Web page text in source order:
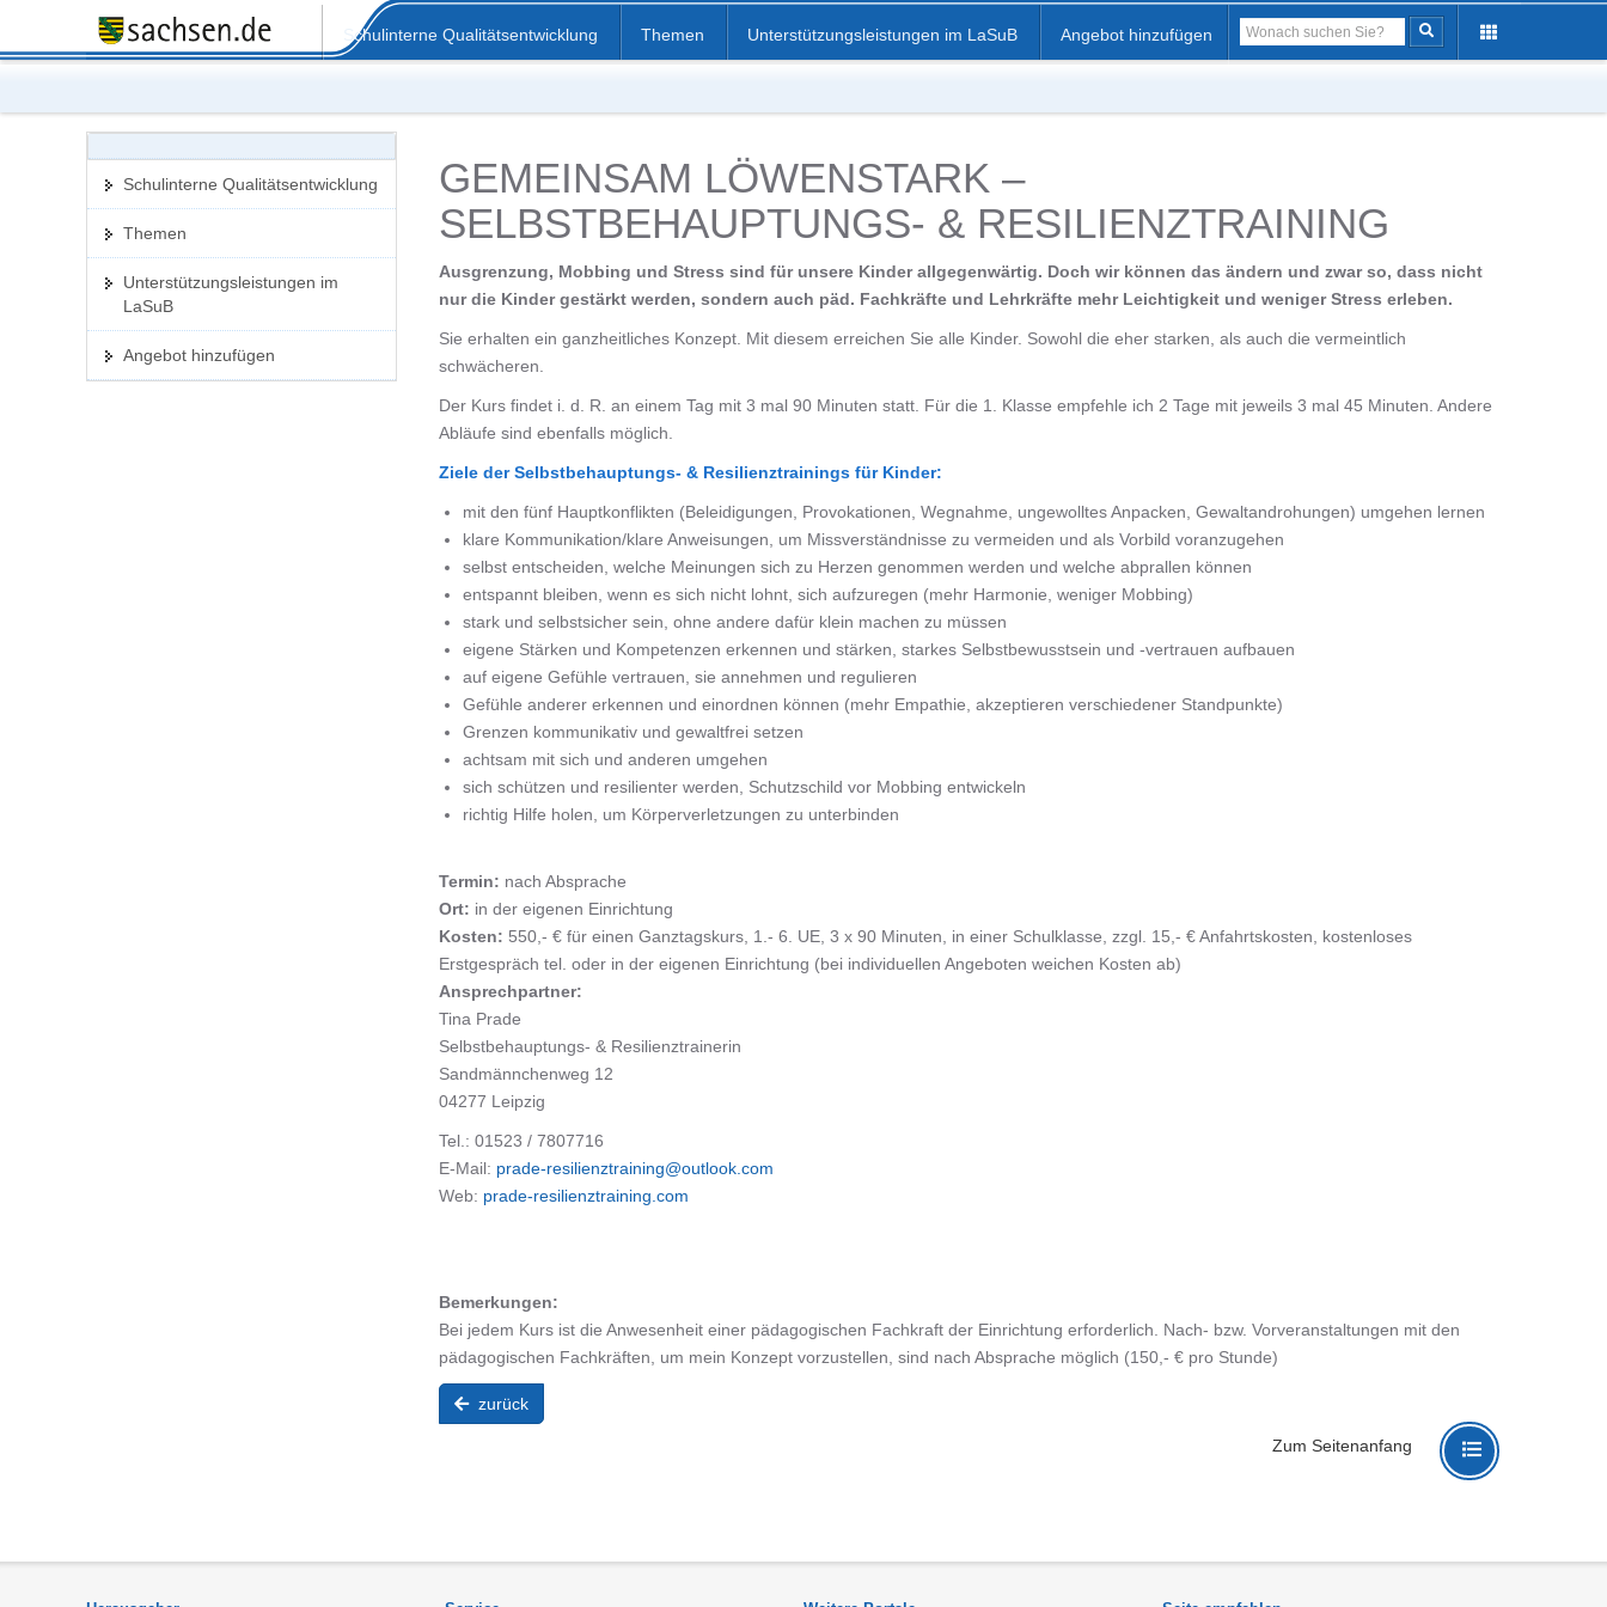
Portalübergreifende
Schulinterne Qualitätsentwicklung Themen Unterstützungsleistungen im LaSuB Angebot hinzufügen
Schulinterne Qualitätsentwicklung
Themen
Unterstützungsleistungen im
LaSuB
Angebot hinzufügen
GEMEINSAM LÖWENSTARK –
SELBSTBEHAUPTUNGS- & RESILIENZTRAINING
Ausgrenzung, Mobbing und Stress sind für unsere Kinder allgegenwärtig. Doch wir können das ändern und zwar so, dass nicht
nur die Kinder gestärkt werden, sondern auch päd. Fachkräfte und Lehrkräfte mehr Leichtigkeit und weniger Stress erleben.
Sie erhalten ein ganzheitliches Konzept. Mit diesem erreichen Sie alle Kinder. Sowohl die eher starken, als auch die vermeintlich
schwächeren.
Der Kurs findet i. d. R. an einem Tag mit 3 mal 90 Minuten statt. Für die 1. Klasse empfehle ich 2 Tage mit jeweils 3 mal 45 Minuten. Andere
Abläufe sind ebenfalls möglich.
Ziele der Selbstbehauptungs- & Resilienztrainings für Kinder:
mit den fünf Hauptkonflikten (Beleidigungen, Provokationen, Wegnahme, ungewolltes Anpacken, Gewaltandrohungen) umgehen lernen
klare Kommunikation/klare Anweisungen, um Missverständnisse zu vermeiden und als Vorbild voranzugehen
selbst entscheiden, welche Meinungen sich zu Herzen genommen werden und welche abprallen können
entspannt bleiben, wenn es sich nicht lohnt, sich aufzuregen (mehr Harmonie, weniger Mobbing)
stark und selbstsicher sein, ohne andere dafür klein machen zu müssen
eigene Stärken und Kompetenzen erkennen und stärken, starkes Selbstbewusstsein und -vertrauen aufbauen
auf eigene Gefühle vertrauen, sie annehmen und regulieren
Gefühle anderer erkennen und einordnen können (mehr Empathie, akzeptieren verschiedener Standpunkte)
Grenzen kommunikativ und gewaltfrei setzen
achtsam mit sich und anderen umgehen
sich schützen und resilienter werden, Schutzschild vor Mobbing entwickeln
richtig Hilfe holen, um Körperverletzungen zu unterbinden
Termin: nach Absprache
Ort: in der eigenen Einrichtung
Kosten: 550,- € für einen Ganztagskurs, 1.- 6. UE, 3 x 90 Minuten, in einer Schulklasse, zzgl. 15,- € Anfahrtskosten, kostenloses
Erstgespräch tel. oder in der eigenen Einrichtung (bei individuellen Angeboten weichen Kosten ab)
Ansprechpartner:
Tina Prade
Selbstbehauptungs- & Resilienztrainerin
Sandmännchenweg 12
04277 Leipzig
Tel.: 01523 / 7807716
E-Mail: prade-resilienztraining@outlook.com
Web: prade-resilienztraining.com
Bemerkungen:
Bei jedem Kurs ist die Anwesenheit einer pädagogischen Fachkraft der Einrichtung erforderlich. Nach- bzw. Vorveranstaltungen mit den
pädagogischen Fachkräften, um mein Konzept vorzustellen, sind nach Absprache möglich (150,- € pro Stunde)
zurück
Zum Seitenanfang